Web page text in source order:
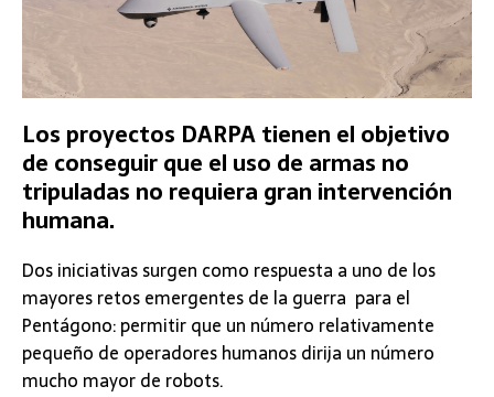
Los proyectos DARPA tienen el objetivo
de conseguir que el uso de armas no
tripuladas no requiera gran intervención
humana.
Dos iniciativas surgen como respuesta a uno de los
mayores retos emergentes de la guerra para el
Pentágono: permitir que un número relativamente
pequeño de operadores humanos dirija un número
mucho mayor de robots.